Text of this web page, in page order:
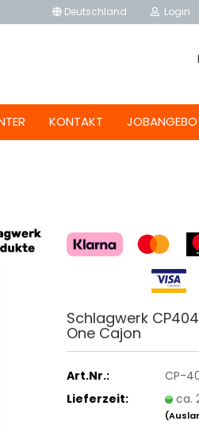
Deutschland Login
KONTAKT
Schlagwerk CP404
One Cajon
Art.Nr.:
CP-
Lieferzeit:
ca.